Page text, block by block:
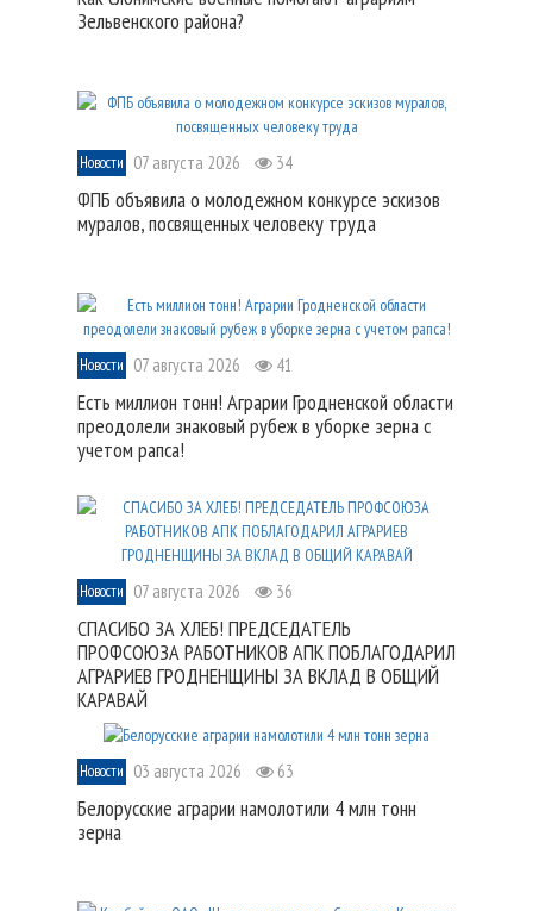
Зельвенского района?
Новости 07 августа 2026 34
ФПБ объявила о молодежном конкурсе эскизов
муралов, посвященных человеку труда
Новости 07 августа 2026 41
Есть миллион тонн! Аграрии Гродненской области
преодолели знаковый рубеж в уборке зерна с
учетом рапса!
Новости 07 августа 2026 36
СПАСИБО ЗА ХЛЕБ! ПРЕДСЕДАТЕЛЬ
ПРОФСОЮЗА РАБОТНИКОВ АПК ПОБЛАГОДАРИЛ
АГРАРИЕВ ГРОДНЕНЩИНЫ ЗА ВКЛАД В ОБЩИЙ
КАРАВАЙ
Новости 03 августа 2026 63
Белорусские аграрии намолотили 4 млн тонн
зерна